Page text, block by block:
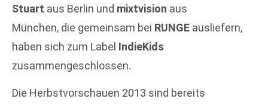
Stuart aus Berlin und mixtvision aus
München, die gemeinsam bei RUNGE ausliefern,
haben sich zum Label IndieKids
zusammengeschlossen.
Die Herbstvorschauen 2013 sind bereits